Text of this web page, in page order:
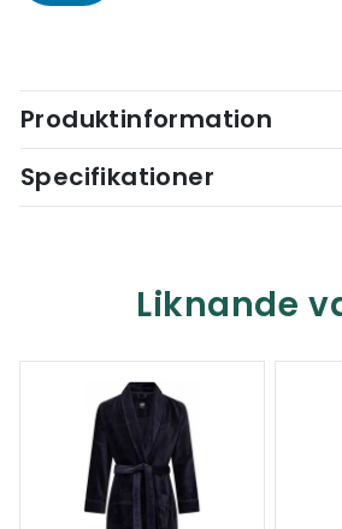
Produktinformation
Specifikationer
Liknande